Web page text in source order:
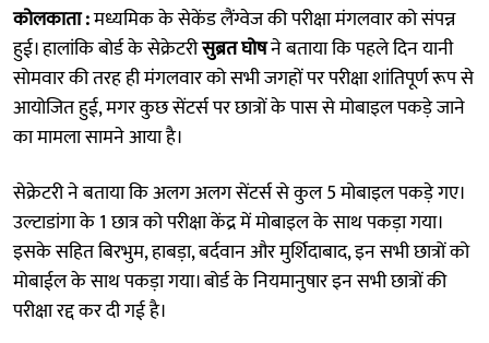
कोलकाता :मध्यमिक के सेकेंड लैंग्वेज की परीक्षा मंगलवार को संपन्न
हुई। हालांकि बोर्ड के सेक्रेटरीसुब्रत घोषने बताया कि पहले दिन यानी
साेमवार की तरह ही मंगलवार को सभी जगहों पर परीक्षा शांतिपूर्ण रूप से
आयोजित हुई, मगर कुछ सेंटर्स पर छात्रों के पास से मोबाइल पकड़े जाने
का मामला सामने आया है।
सेक्रेटरी ने बताया कि अलग अलग सेंटर्स से कुल 5 मोबाइल पकड़े गए।
उल्टाडांगा के 1 छात्र को परीक्षा केंद्र में मोबाइल के साथ पकड़ा गया।
इसके सहित बिरभुम, हाबड़ा, बर्दवान और मुर्शिदाबाद, इन सभी छात्रों को
मोबाईल के साथ पकड़ा गया। बोर्ड के नियमानुषार इन सभी छात्रों की
परीक्षा रद्द कर दी गई है।